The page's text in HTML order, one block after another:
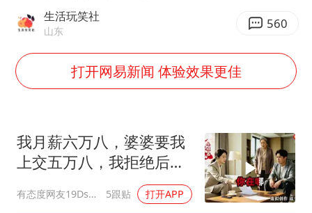
刘浩存百花奖开幕式红裙起舞
万岁山接盘烂尾恒大文旅城
店主称换“青海拉面”招牌后生意更好
女儿为争财产堵门阻挠父亲出殡
Kimi K3也失控了
生活玩笑社
山东 560
打开网易新闻 体验效果更佳
我月薪六万八，婆婆要我
上交五万八，我拒绝后她
换了门锁，12天后我决意
离婚
有态度网友19Dsym 5跟贴 打开APP